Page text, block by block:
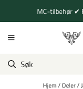
Hopp til innholdMC-tilbehør ✔
Hjem/ Deler/